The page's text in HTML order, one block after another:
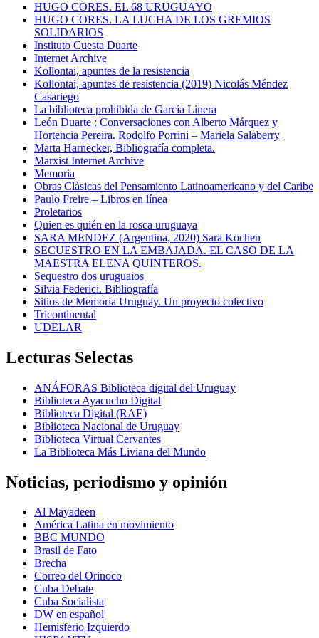
HUGO CORES. EL 68 URUGUAYO
HUGO CORES. LA LUCHA DE LOS GREMIOS
SOLIDARIOS
Instituto Cuesta Duarte
Internet Archive
Kollontai, apuntes de la resistencia
Kollontai, apuntes de resistencia (2019) Nicolás Méndez
Casariego
La biblioteca prohibida de García Linera
León Duarte : Conversaciones con Alberto Márquez y
Hortencia Pereira. Rodolfo Porrini – Mariela Salaberry
Marta Harnecker, Bibliografía completa.
Marxist Internet Archive
Memoria
Obras Clásicas del Pensamiento Latinoamericano y del Caribe
Paulo Freire – Libros en línea
Proletarios
Quien es quién en la rosca uruguaya
SARA MENDEZ (Argentina, 2020) Sara Kochen
SECUESTRO EN LA EMBAJADA. EL CASO DE LA
MAESTRA ELENA QUINTEROS.
Sequestro dos uruguaios
Silvia Federici. Bibliografía
Sitios de Memoria Uruguay. Un proyecto colectivo
Tricontinental
UDELAR
Lecturas Selectas
ANÁFORAS Biblioteca digital del Uruguay
Biblioteca Ayacucho Digital
Biblioteca Digital (RAE)
Biblioteca Nacional de Uruguay
Biblioteca Virtual Cervantes
La Biblioteca Más Liviana del Mundo
Noticias, periodismo y opinión
Al Mayadeen
América Latina en movimiento
BBC MUNDO
Brasil de Fato
Brecha
Correo del Orinoco
Cuba Debate
Cuba Socialista
DW en español
Hemisferio Izquierdo